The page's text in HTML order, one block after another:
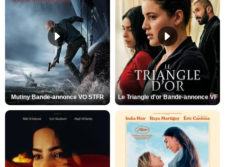
Mutiny Bande-annonce VO STFR Le Triangle d'or Bande-annonce VF